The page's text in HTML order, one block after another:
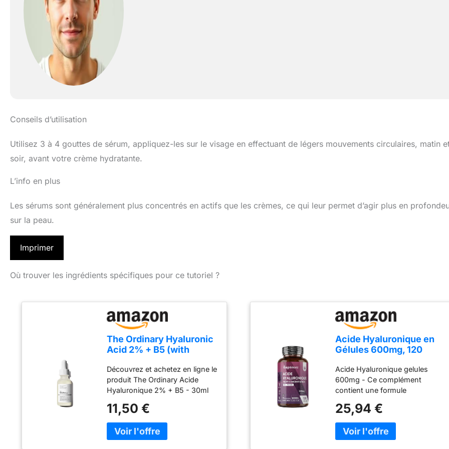
Conseils d’utilisation
Utilisez 3 à 4 gouttes de sérum, appliquez-les sur le visage en effectuant de légers mouvements circulaires, matin
soir, avant votre crème hydratante.
L’info en plus
Les sérums sont généralement plus concentrés en actifs que les crèmes, ce qui leur permet d’agir plus en
sur la peau.
Imprimer
Où trouver les ingrédients spécifiques pour ce tutoriel ?
The Ordinary Hyaluronic
Acid 2% + B5 (with
Hydration Serum for
Plumper, Smoother Skin,
30ml
Découvrez et achetez en ligne le
produit The Ordinary Acide
Hyaluronique 2% + B5 - 30ml
CUTANÉE : Les céramides
retiennent l'humidité et
soutiennent la barrière de
protection de la peau RÉDUIT
11,50 €
Acide Hyaluronique en
Gélules 600mg, 120
500-700kDa
Acide Hyaluronique gelules
600mg - Ce complément
contient une formule
sodium qui est la forme stable
de l'acide hyaluronique. Avec
seulement 1 ingrédient (pas de
collagène marin ni de vitamine
25,94 €